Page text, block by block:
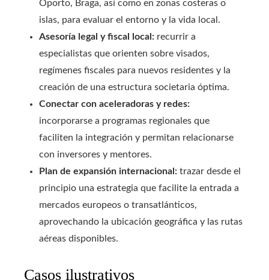
Oporto, Braga, así como en zonas costeras o
islas, para evaluar el entorno y la vida local.
Asesoría legal y fiscal local: recurrir a
especialistas que orienten sobre visados,
regímenes fiscales para nuevos residentes y la
creación de una estructura societaria óptima.
Conectar con aceleradoras y redes:
incorporarse a programas regionales que
faciliten la integración y permitan relacionarse
con inversores y mentores.
Plan de expansión internacional: trazar desde el
principio una estrategia que facilite la entrada a
mercados europeos o transatlánticos,
aprovechando la ubicación geográfica y las rutas
aéreas disponibles.
Casos ilustrativos